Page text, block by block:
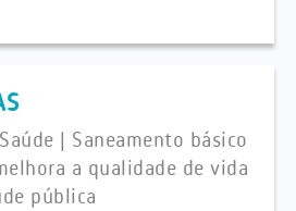
| Saneamento básico
a qualidade de vida
pública